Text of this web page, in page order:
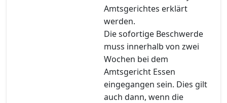
Amtsgerichtes erklärt
werden.
Die sofortige Beschwerde
muss innerhalb von zwei
Wochen bei dem
Amtsgericht Essen
eingegangen sein. Dies gilt
auch dann, wenn die